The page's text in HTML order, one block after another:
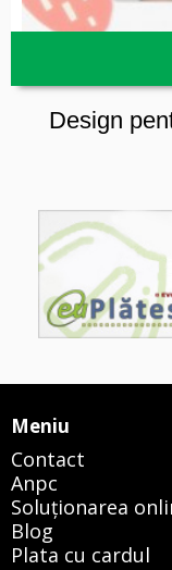
Design
Meniu
Contact
Anpc
Soluționarea
Blog
Plata cu cardul